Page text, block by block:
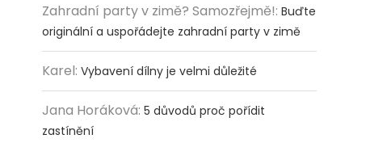
Zahradní party v zimě? Samozřejmě!: Buďte
originální a uspořádejte zahradní party v zimě
Karel: Vybavení dílny je velmi důležité
Jana Horáková: 5 důvodů proč pořídit
zastínění